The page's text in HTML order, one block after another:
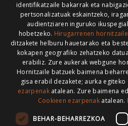
HONI BURUZ LEGE
ARAUAK
identifikatzaile bakarrak eta
pertsonalizatuak eskaintzeko,
audientziaren inguruko
hobetzeko. Hirugarrenen
ditzakete helburu hauetarako eta
kokapen geografiko zehatzeko
erabiliz. Zure aukerak webgune
Hornitzaile batzuek baimena
gisa erabil dezakete; aurka
ezarpenakatalean. Zure baimena
Cookieen ezarpenak atalean.
BEHAR-BEHARREZKOA